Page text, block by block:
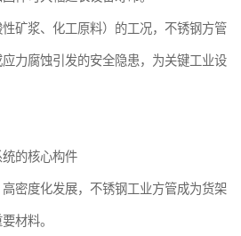
矿浆、化工原料）的工况，不锈钢方管
力腐蚀引发的安全隐患，为关键工业设
的核心构件
密度化发展，不锈钢工业方管成为货架
材料。